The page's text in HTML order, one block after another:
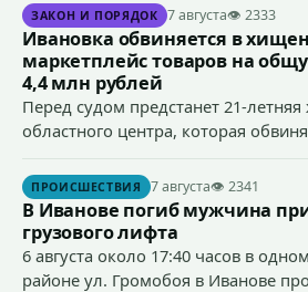
ЗАКОН И ПОРЯДОК 7 августа👁 2333
Ивановка обвиняется в
маркетплейс товаров на
4,4 млн рублей
Перед судом предстанет 21-
областного центра, которая
сумму более 4,4 млн рублей через
ПРОИСШЕСТВИЯ 7 августа👁 2341
В Иванове погиб мужчина
грузового лифта
6 августа около 17:40 часов в
районе ул. Громобоя в Иванове